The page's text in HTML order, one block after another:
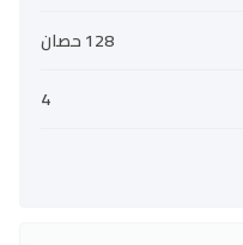
128 حصان
4